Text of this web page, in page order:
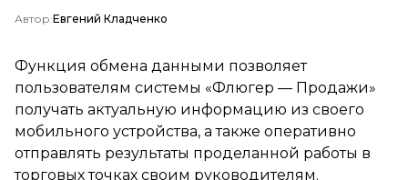
Автор:Евгений Кладченко
Функция обмена данными позволяет
пользователям системы «Флюгер — Продажи»
получать актуальную информацию из своего
мобильного устройства, а также оперативно
отправлять результаты проделанной работы в
торговых точках своим руководителям.